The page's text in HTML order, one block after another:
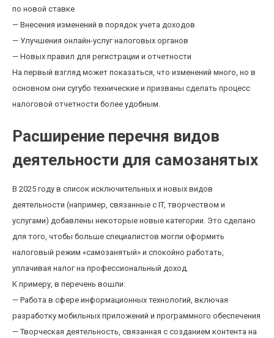
по новой ставке
— Внесения изменений в порядок учета доходов
— Улучшения онлайн-услуг налоговых органов
— Новых правил для регистрации и отчетности
На первый взгляд может показаться, что изменений много, но в
основном они сугубо технические и призваны сделать процесс
налоговой отчетности более удобным.
Расширение перечня видов
деятельности для самозанятых
В 2025 году в список исключительных и новых видов
деятельности (например, связанные с IT, творчеством и
услугами) добавлены некоторые новые категории. Это сделано
для того, чтобы больше специалистов могли оформить
налоговый режим «самозанятый» и спокойно работать,
уплачивая налог на профессиональный доход.
К примеру, в перечень вошли:
— Работа в сфере информационных технологий, включая
разработку мобильных приложений и программного обеспечения
— Творческая деятельность, связанная с созданием контента на